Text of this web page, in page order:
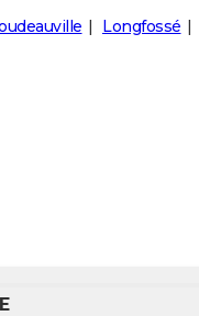
Longfossé